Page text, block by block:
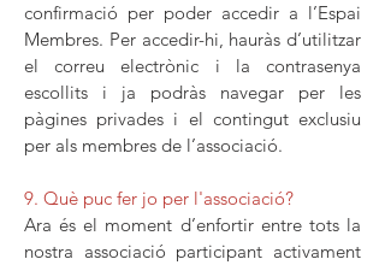
confirmació per poder accedir a l’Espai
Membres. Per accedir-hi, hauràs d’utilitzar
el correu electrònic i la contrasenya
escollits i ja podràs navegar per les
pàgines privades i el contingut exclusiu
per als membres de l’associació.
9. Què puc fer jo per l'associació?
Ara és el moment d’enfortir entre tots la
nostra associació participant activament